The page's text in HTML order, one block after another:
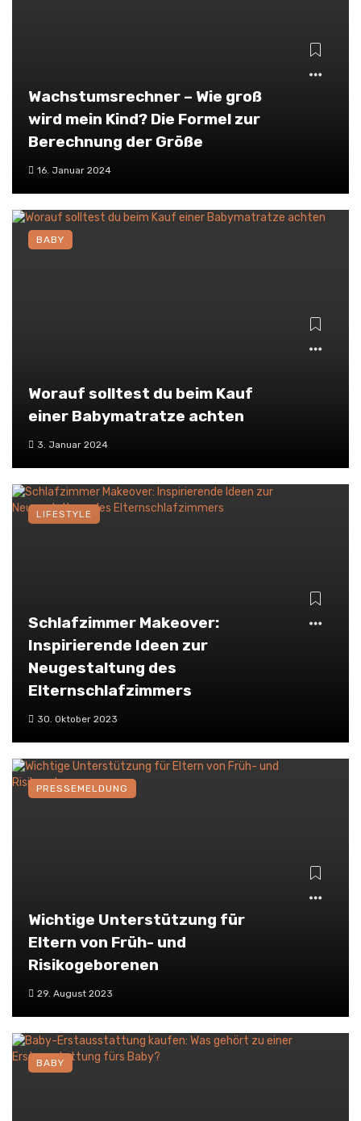
Wachstumsrechner – Wie groß
wird mein Kind? Die Formel zur
Berechnung der Größe
16. Januar 2024
Worauf solltest du beim Kauf
einer Babymatratze achten
3. Januar 2024
BABY
Schlafzimmer Makeover:
Inspirierende Ideen zur
Neugestaltung des
Elternschlafzimmers
30. Oktober 2023
LIFESTYLE
Wichtige Unterstützung für
Eltern von Früh- und
Risikogeborenen
29. August 2023
PRESSEMELDUNG
BABY